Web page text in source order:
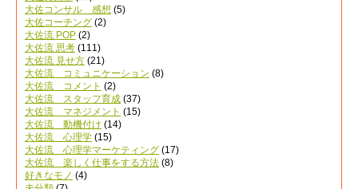
大佐コンサル 感想 (5)
大佐コーチング (2)
大佐流 POP (2)
大佐流 思考 (111)
大佐流 見せ方 (21)
大佐流 コミュニケーション (8)
大佐流 コメント (2)
大佐流 スタッフ育成 (37)
大佐流 マネジメント (15)
大佐流 動機付け (14)
大佐流 心理学 (15)
大佐流 心理学マーケティング (17)
大佐流 楽しく仕事をする方法 (8)
好きなモノ (4)